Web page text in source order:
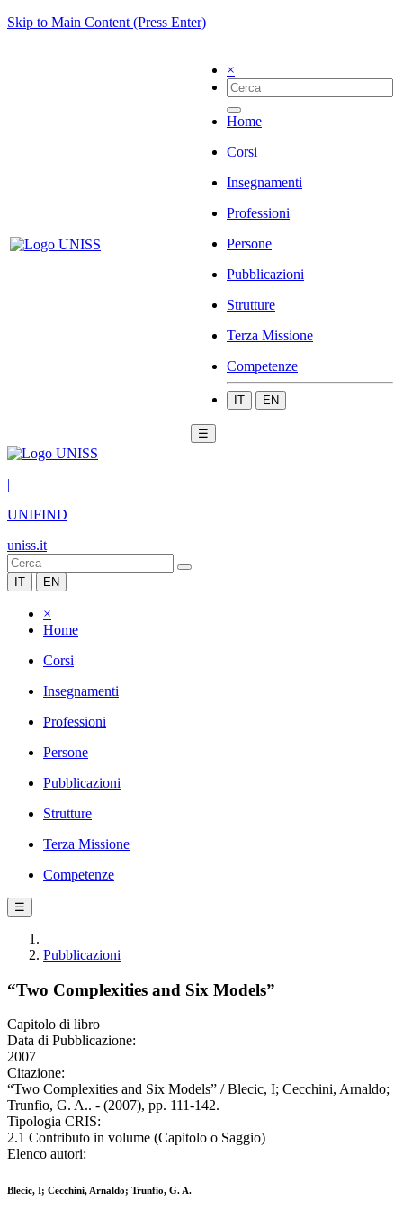
Skip to Main Content (Press Enter)
×
Home
Corsi
Insegnamenti
Professioni
Persone
Pubblicazioni
Strutture
Terza Missione
Competenze
IT EN
☰
|
UNIFIND
uniss.it
IT EN
×
Home
Corsi
Insegnamenti
Professioni
Persone
Pubblicazioni
Strutture
Terza Missione
Competenze
☰
Pubblicazioni
“Two Complexities and Six Models”
Capitolo di libro
Data di Pubblicazione:
2007
Citazione:
“Two Complexities and Six Models” / Blecic, I; Cecchini, Arnaldo;
Trunfio, G. A.. - (2007), pp. 111-142.
Tipologia CRIS:
2.1 Contributo in volume (Capitolo o Saggio)
Elenco autori:
Blecic, I; Cecchini, Arnaldo; Trunfio, G. A.